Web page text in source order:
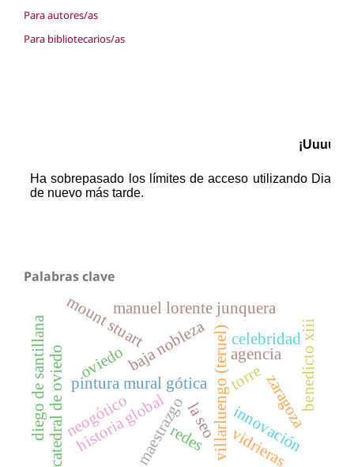
Para autores/as
Para bibliotecarios/as
Palabras clave
villarluengo (teruel)
maestrazgo
pintura mural gótica torre
baja nobleza agencia
celebridad
historia global innovación
redes
oviedo
catedral de oviedo vidrieras
diego de santillana
manuel lorente junquera
zaragoza
benedicto xiii
mount stuart
la seo
neogótico